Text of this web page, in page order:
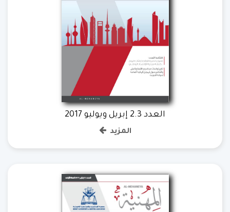
العدد 2.3 إبريل ويوليو 2017
المزيد